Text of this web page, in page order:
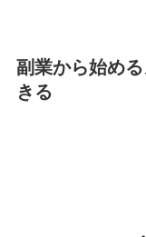
副業から始め
きる